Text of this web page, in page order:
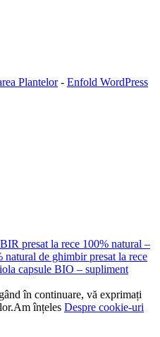
Plantelor- Enfold WordPress
presat la rece 100% natural –
capsule BIO – supliment
în continuare, vă exprimați
Am înțeles Despre cookie-uri